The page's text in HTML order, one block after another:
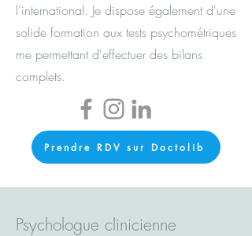
l’international. Je dispose également d'une
solide formation aux tests psychométriques
me permettant d'effectuer des bilans
complets.
Prendre RDV sur Doctolib
Psychologue clinicienne